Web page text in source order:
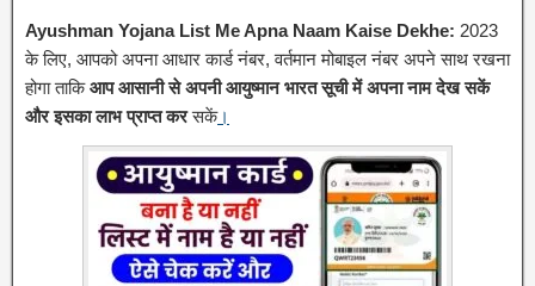
Ayushman Yojana List Me Apna Naam Kaise Dekhe: 2023
के लिए, आपको अपना आधार कार्ड नंबर, वर्तमान मोबाइल नंबर अपने साथ रखना
होगा ताकिआप आसानी से अपनी आयुष्मान भारत सूची में अपना नाम देख सकें
और इसका लाभ प्राप्त करसकें।